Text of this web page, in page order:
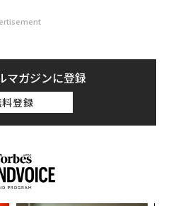
マガジンに登録
料登録